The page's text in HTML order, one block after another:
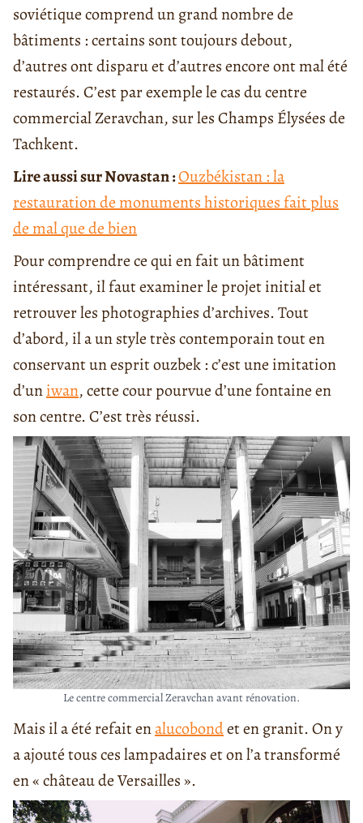
soviétique comprend un grand nombre de
bâtiments : certains sont toujours debout,
d’autres ont disparu et d’autres encore ont mal été
restaurés. C’est par exemple le cas du centre
commercial Zeravchan, sur les Champs Élysées de
Tachkent.
Lire aussi sur Novastan :Ouzbékistan : la
restauration de monuments historiques fait plus
de mal que de bien
Pour comprendre ce qui en fait un bâtiment
intéressant, il faut examiner le projet initial et
retrouver les photographies d’archives. Tout
d’abord, il a un style très contemporain tout en
conservant un esprit ouzbek : c’est une imitation
d’uniwan, cette cour pourvue d’une fontaine en
son centre. C’est très réussi.
Le centre commercial Zeravchan avant rénovation.
Mais il a été refait enalucobondet en granit. On y
a ajouté tous ces lampadaires et on l’a transformé
en « château de Versailles ».